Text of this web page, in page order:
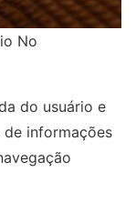
No
do usuário e
de informações